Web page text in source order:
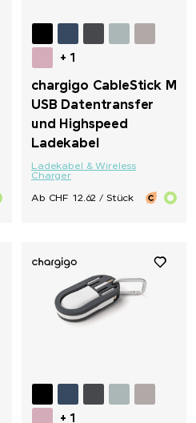
+ 1
chargigo CableStick M
USB Datentransfer
und Highspeed
Ladekabel
Ladekabel & Wireless
Charger
Ab CHF 12.62 / Stück
+ 1